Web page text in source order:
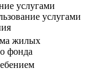
услугами
услугами
жилых
фонда